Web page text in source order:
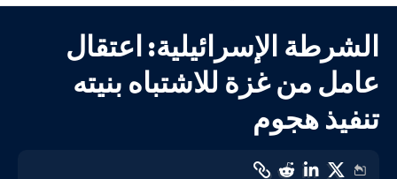
الشرطة الإسرائيلية: اعتقال
عامل من غزة للاشتباه بنيته
تنفيذ هجوم